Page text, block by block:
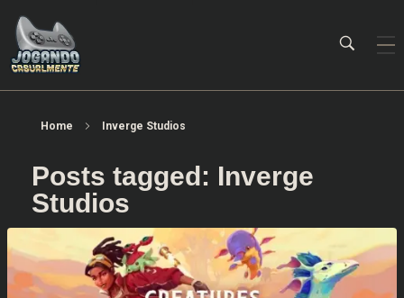
Home Inverge Studios
Posts tagged: Inverge
Studios